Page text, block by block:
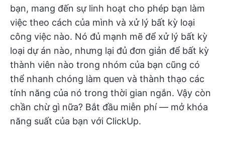
bạn, mang đến sự linh hoạt cho phép bạn làm
việc theo cách của mình và xử lý bất kỳ loại
công việc nào. Nó đủ mạnh mẽ để xử lý bất kỳ
loại dự án nào, nhưng lại đủ đơn giản để bất kỳ
thành viên nào trong nhóm của bạn cũng có
thể nhanh chóng làm quen và thành thạo các
tính năng của nó trong thời gian ngắn. Vậy còn
chần chừ gì nữa? Bắt đầu miễn phí — mở khóa
năng suất của bạn với ClickUp.